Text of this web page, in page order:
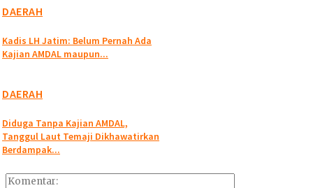
DAERAH
Kadis LH Jatim: Belum Pernah Ada
Kajian AMDAL maupun...
DAERAH
Diduga Tanpa Kajian AMDAL,
Tanggul Laut Temaji Dikhawatirkan
Berdampak...